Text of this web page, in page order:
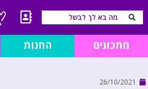
מתכונים החנות
26/10/2021